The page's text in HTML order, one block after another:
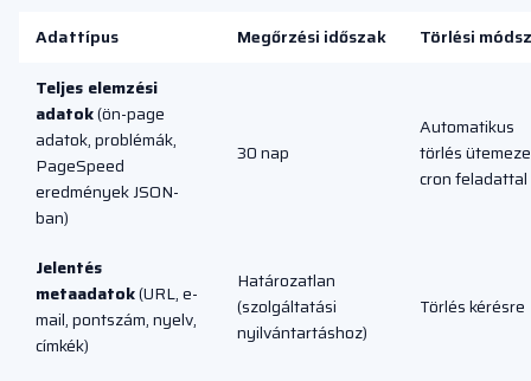
Adattípus Megőrzési időszak
Törlési
Teljes elemzési
adatok(ön-page
adatok, problémák,
PageSpeed
eredmények JSON-
ban)
30 nap
Automatikus
törlés
cron feladattal
Jelentés
metaadatok(URL, e-
mail, pontszám, nyelv,
címkék)
Határozatlan
(szolgáltatási
nyilvántartáshoz)
Törlés kérésre